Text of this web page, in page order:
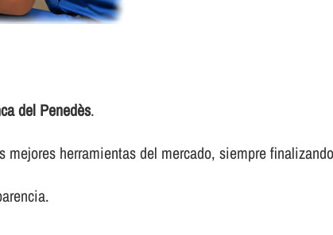
del Penedès.
herramientas del mercado, siempre